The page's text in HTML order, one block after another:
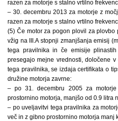
razen za motorje s stalno vrtilno
– 30. decembru 2013 za motorje z
razen za motorje s stalno vrtilno
(5) Če motor za pogon plovil za
vžig na III.A stopnji zmanjšanja emisij
tega pravilnika in če emisije
presegajo mejne vrednosti, določene
tega pravilnika, se izdaja certifikata o
družine motorja zavrne:
– po 31. decembru 2005 za
prostornino motorja, manjšo od 0.9 litra
– po uveljavitvi tega pravilnika za
več in z gibno prostornino motorja manj